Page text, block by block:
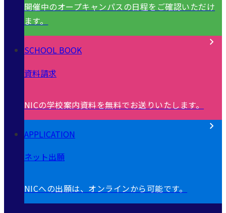
開催中のオープキャンパスの日程をご確認いただけ
ます。
SCHOOL BOOK
資料請求
NICの学校案内資料を無料でお送りいたします。
APPLICATION
ネット出願
NICへの出願は、オンラインから可能です。